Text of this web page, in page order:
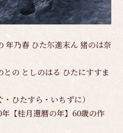
年乃春 ひた尓進末ん 猪のは奈
との としのはる ひたにすすま
ひたすら・いちずに）
【桂月還暦の年】60歳の作